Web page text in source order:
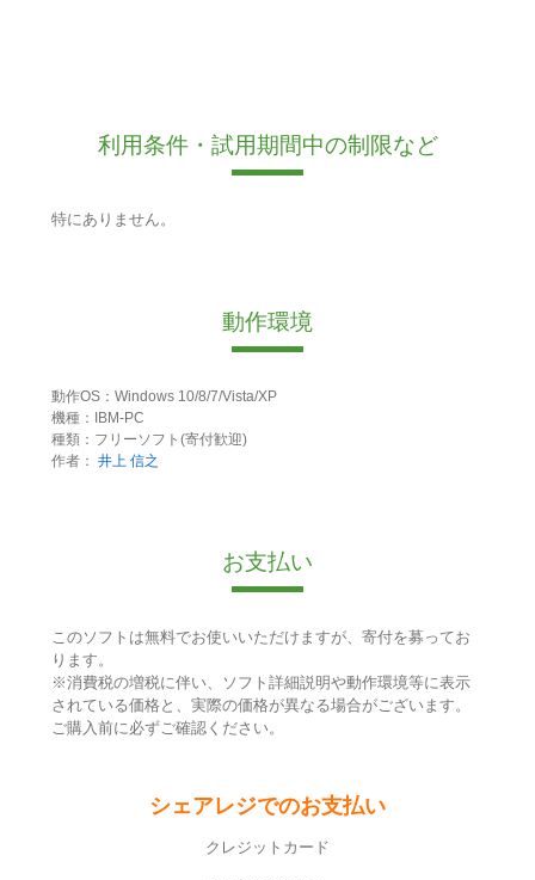
利用条件・試用期間中の制限など
特にありません。
動作環境
動作OS：Windows 10/8/7/Vista/XP
機種：IBM-PC
種類：フリーソフト(寄付歓迎)
作者： 井上 信之
お支払い
このソフトは無料でお使いいただけますが、寄付を募ってお
ります。
※消費税の増税に伴い、ソフト詳細説明や動作環境等に表示
されている価格と、実際の価格が異なる場合がございます。
ご購入前に必ずご確認ください。
シェアレジでのお支払い
クレジットカード